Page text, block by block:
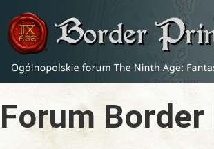
Forum